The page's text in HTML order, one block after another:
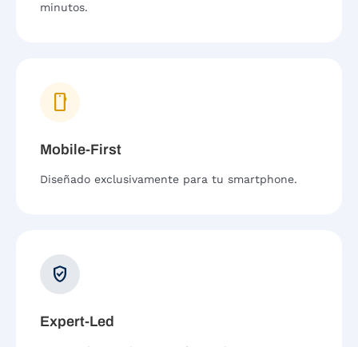
minutos.
smartphone
Mobile-First
Diseñado exclusivamente para tu smartphone.
verified_user
Expert-Led